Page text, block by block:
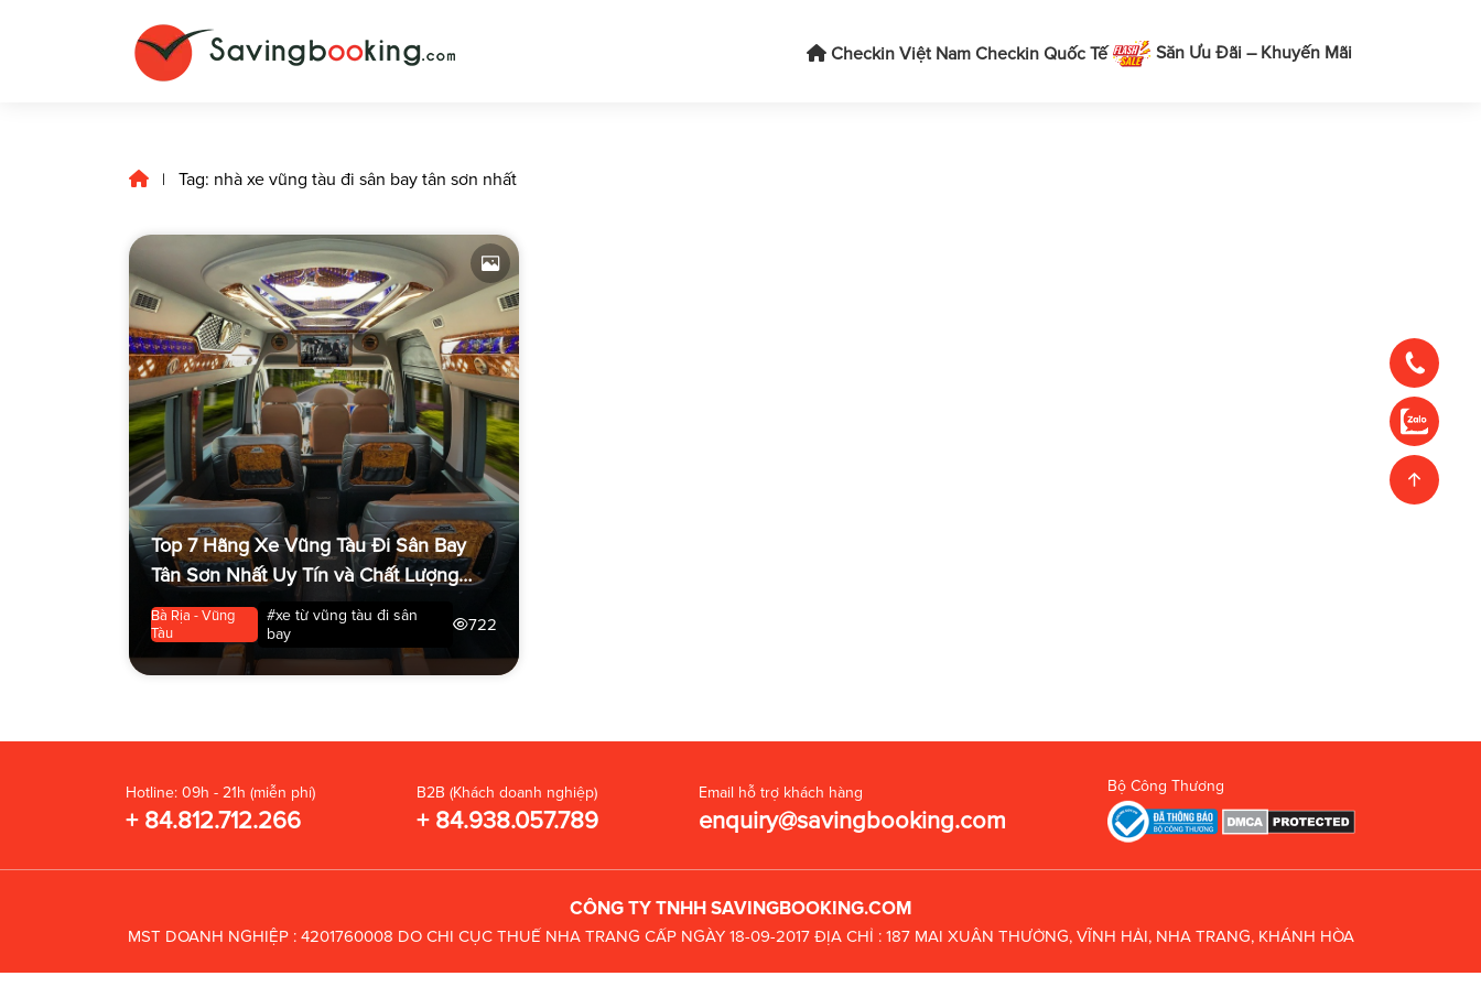
Checkin Việt Nam Checkin Quốc Tế Săn Ưu Đãi – Khuyến Mãi
| Tag: nhà xe vũng tàu đi sân bay tân sơn nhất
Top 7 Hãng Xe Vũng Tàu Đi Sân Bay
Tân Sơn Nhất Uy Tín và Chất Lượng
Nhất
Bà Rịa - Vũng
Tàu
#xe từ vũng tàu đi sân
bay
722
Hotline: 09h - 21h (miễn phí)
+ 84.812.712.266
B2B (Khách doanh nghiệp)
+ 84.938.057.789
Email hỗ trợ khách hàng
enquiry@savingbooking.com
Bộ Công Thương
CÔNG TY TNHH SAVINGBOOKING.COM
MST DOANH NGHIỆP : 4201760008 DO CHI CỤC THUẾ NHA TRANG CẤP NGÀY 18-09-2017 ĐỊA CHỈ : 187 MAI XUÂN THƯỞNG, VĨNH HẢI, NHA TRANG, KHÁNH HÒA